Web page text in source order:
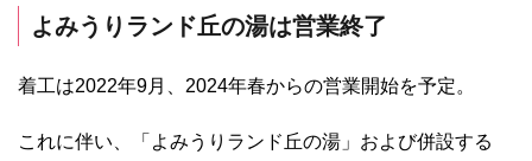
よみうりランド丘の湯は営業終了
着工は2022年9月、2024年春からの営業開始を予定。
これに伴い、「よみうりランド丘の湯」および併設する